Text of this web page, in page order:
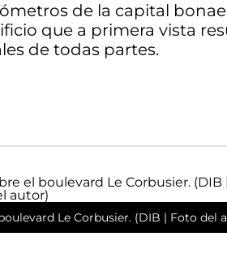
de la capital
que a primera vista
de todas partes.
Le Corbusier. (DIB | Foto del